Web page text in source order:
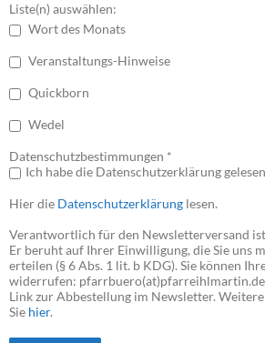
Liste(n) auswählen:
Wort des Monats
Veranstaltungs-Hinweise
Quickborn
Wedel
Datenschutzbestimmungen *
Ich habe die Datenschutzerklärung
Hier die Datenschutzerklärung lesen.
Verantwortlich für den Newsletterversand
Er beruht auf Ihrer Einwilligung, die Sie uns
erteilen (§ 6 Abs. 1 lit. b KDG). Sie können
widerrufen: pfarrbuero(at)pfarreihlmartin.de
Link zur Abbestellung im Newsletter.
Sie hier.